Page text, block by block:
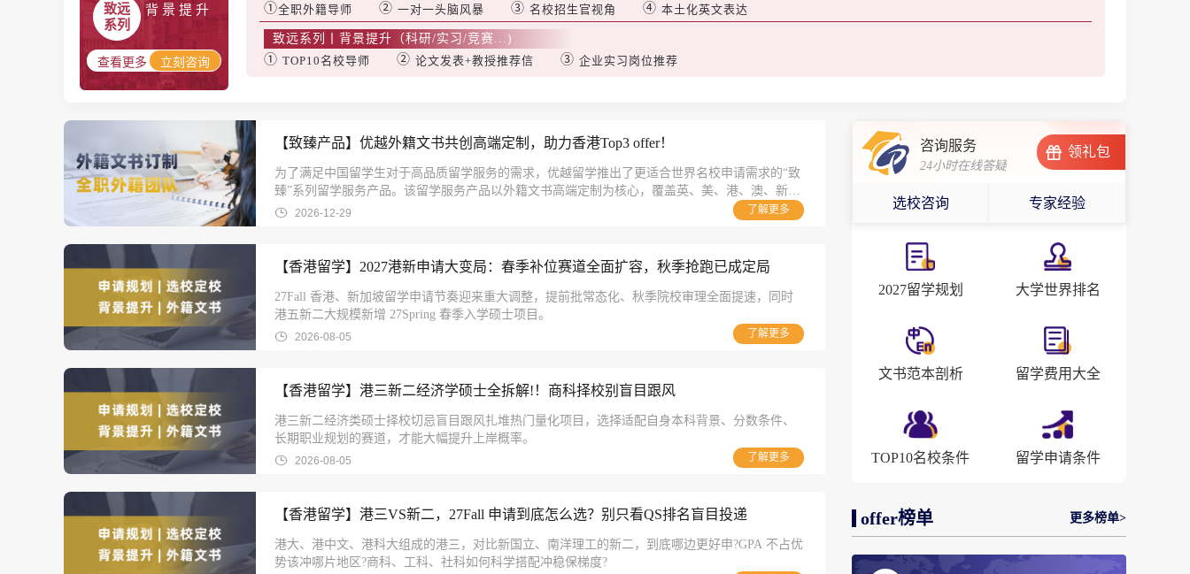
致远
系列
背 景 提 升
立刻咨询
①全职外籍导师 ② 一对一头脑风暴 ③ 名校招生官视角 ④ 本土化英文表达
致远系列丨背景提升（科研/实习/竞赛...)
① TOP10名校导师 ② 论文发表+教授推荐信 ③ 企业实习岗位推荐
【致臻产品】优越外籍文书共创高端定制，助力香港Top3 offer！
为了满足中国留学生对于高品质留学服务的需求，优越留学推出了更适合世界名校申请需求的“致
臻”系列留学服务产品。该留学服务产品以外籍文书高端定制为核心，覆盖英、美、港、澳、新等
留学多地域，包含本科/硕士留学全套申请服务，旨在帮助更多学生拿下理想院校offer！叩响世界
2026-12-29 了解更多
【香港留学】2027港新申请大变局：春季补位赛道全面扩容，秋季抢跑已成定局
27Fall 香港、新加坡留学申请节奏迎来重大调整，提前批常态化、秋季院校审理全面提速，同时
港五新二大规模新增 27Spring 春季入学硕士项目。
2026-08-05 了解更多
【香港留学】港三新二经济学硕士全拆解!！商科择校别盲目跟风
港三新二经济类硕士择校切忌盲目跟风扎堆热门量化项目，选择适配自身本科背景、分数条件、
长期职业规划的赛道，才能大幅提升上岸概率。
2026-08-05 了解更多
【香港留学】港三VS新二，27Fall 申请到底怎么选？别只看QS排名盲目投递
港大、港中文、港科大组成的港三，对比新国立、南洋理工的新二，到底哪边更好申?GPA 不占优
势该冲哪片地区?商科、工科、社科如何科学搭配冲稳保梯度?
咨询服务
24小时在线答疑
选校咨询 专家经验
领礼包
2027留学规划 大学世界排名
文书范本剖析 留学费用大全
TOP10名校条件 留学申请条件
offer榜单 更多榜单>